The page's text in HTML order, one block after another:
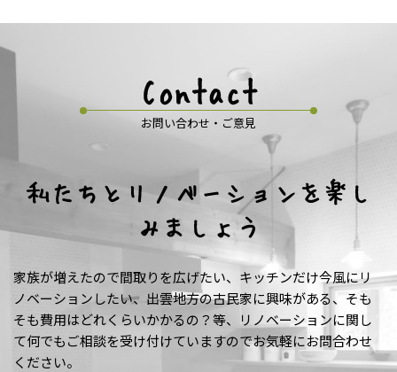
Contact
お問い合わせ・ご意見
私たちとリノベーションを楽し
みましょう
家族が増えたので間取りを広げたい、キッチンだけ今風にリ
ノベーションしたい、出雲地方の古民家に興味がある、そも
そも費用はどれくらいかかるの？等、リノベーションに関し
て何でもご相談を受け付けていますのでお気軽にお問合わせ
ください。